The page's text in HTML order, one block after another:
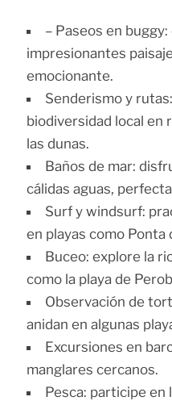
– Paseos en
impresionantes
emocionante.
Senderismo y
biodiversidad local en
las dunas.
Baños de mar:
cálidas aguas,
Surf y windsurf:
en playas como Ponta
Buceo: explore la
como la playa de
Observación de
anidan en algunas
Excursiones en
manglares cercanos.
Pesca: participe en